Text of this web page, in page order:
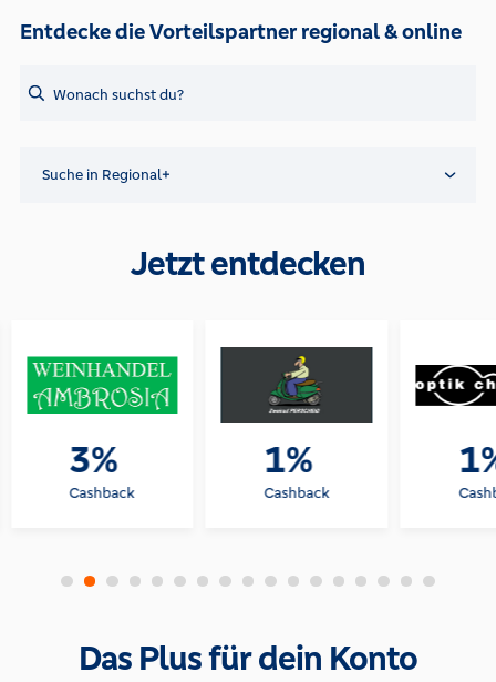
Entdecke die Vorteilspartner regional & online
Suche in Regional+
Jetzt entdecken
3%
Cashback
1%
Cashback
Das Plus für dein Konto